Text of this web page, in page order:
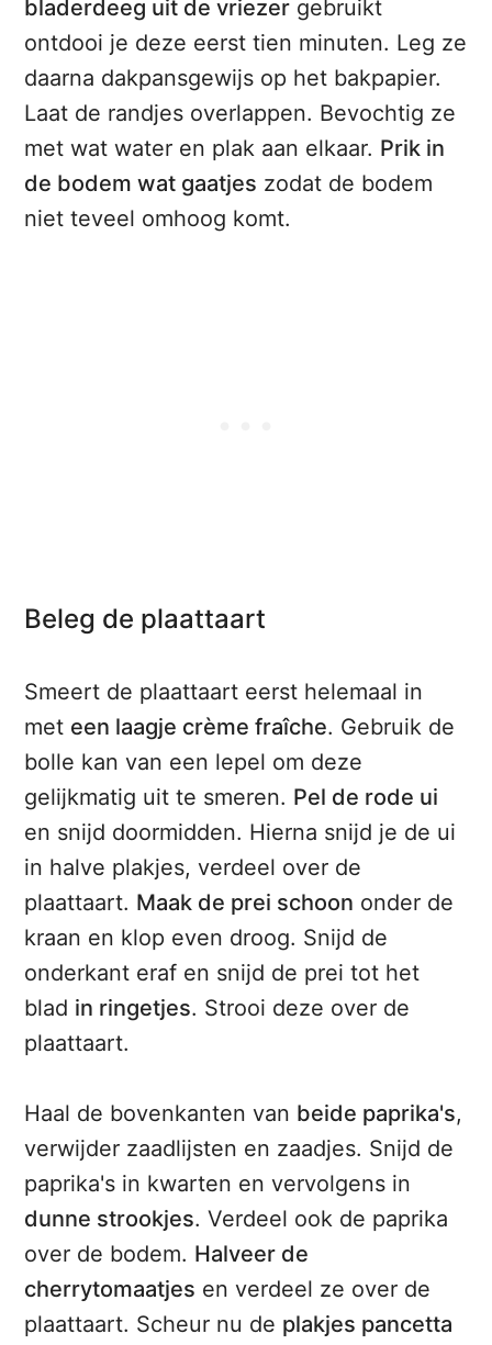
bladerdeeg uit de vriezer gebruikt
ontdooi je deze eerst tien minuten. Leg ze
daarna dakpansgewijs op het bakpapier.
Laat de randjes overlappen. Bevochtig ze
met wat water en plak aan elkaar. Prik in
de bodem wat gaatjes zodat de bodem
niet teveel omhoog komt.
Beleg de plaattaart
Smeert de plaattaart eerst helemaal in
met een laagje crème fraîche. Gebruik de
bolle kan van een lepel om deze
gelijkmatig uit te smeren. Pel de rode ui
en snijd doormidden. Hierna snijd je de ui
in halve plakjes, verdeel over de
plaattaart. Maak de prei schoon onder de
kraan en klop even droog. Snijd de
onderkant eraf en snijd de prei tot het
blad in ringetjes. Strooi deze over de
plaattaart.
Haal de bovenkanten van beide paprika's,
verwijder zaadlijsten en zaadjes. Snijd de
paprika's in kwarten en vervolgens in
dunne strookjes. Verdeel ook de paprika
over de bodem. Halveer de
cherrytomaatjes en verdeel ze over de
plaattaart. Scheur nu de plakjes pancetta